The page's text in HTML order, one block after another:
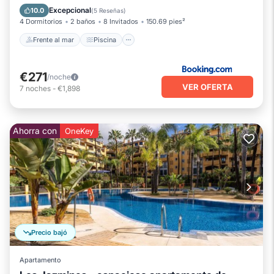
10.0 Excepcional(5 Reseñas)
4 Dormitorios 2 baños 8 Invitados 150.69 pies²
Frente al mar Piscina
Balcón/Terraza
€271/noche
7 noches - €1,898 VER OFERTA
Precio bajó
Ahorra con OneKey
Apartamento